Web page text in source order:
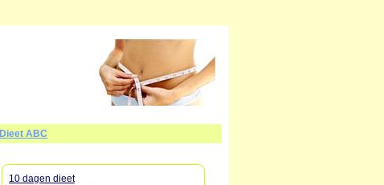
Dieet ABC
10 dagen dieet